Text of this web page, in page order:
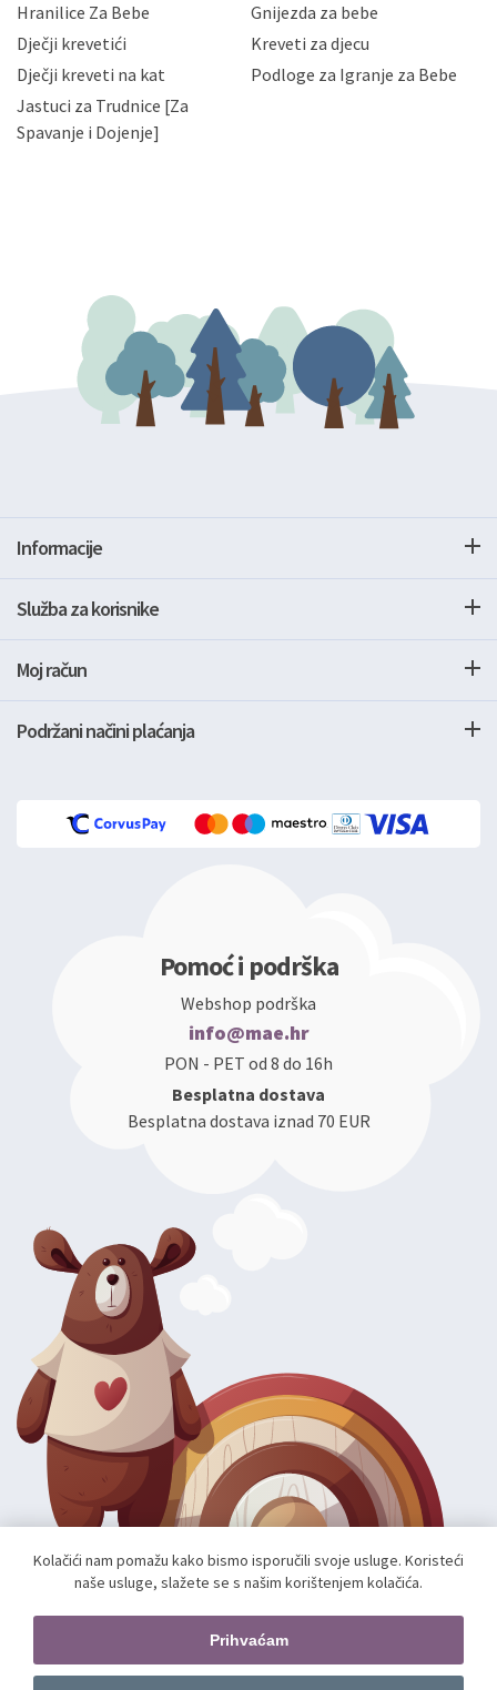
slučajevima koji su dozvoljeni zakonima. Napominjemo
da možete u svako doba, u potpunosti ili djelomice,
zatražiti prestanak aktivnosti obrade Vaših osobnih
podataka. Opoziv privole možete podnijeti poštom na
gore navedenu adresu ili e-mailom na adresu:
Hranilice Za Bebe
Gnijezda za bebe
Dječji krevetići
Kreveti za djecu
Dječji kreveti na kat
Podloge za Igranje za Bebe
Jastuci za Trudnice [Za
Spavanje i Dojenje]
Informacije
Služba za korisnike
Moj račun
Podržani načini plaćanja
Pomoć i podrška
Webshop podrška
info@mae.hr
PON - PET od 8 do 16h
Besplatna dostava
Besplatna dostava iznad 70 EUR
Pratite nas
Kolačići nam pomažu kako bismo isporučili svoje usluge. Koristeći
naše usluge, slažete se s našim korištenjem kolačića.
Prihvaćam